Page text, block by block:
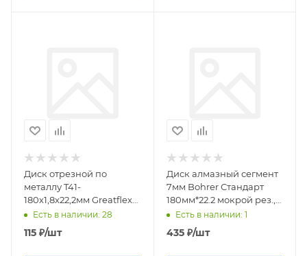
Диск отрезной по
металлу T41-
180х1,8х22,2мм Greatflex
класс Master
Есть в наличии: 28
115 ₽/шт
Диск алмазный сегмент
7мм Bohrer Стандарт
180мм*22.2 мокрой рез.,
по плитке, сплошной
Есть в наличии: 1
435₽/шт